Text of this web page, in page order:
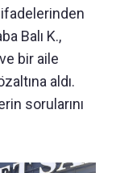
Balı K.,
bir aile
aldı.
sorularını